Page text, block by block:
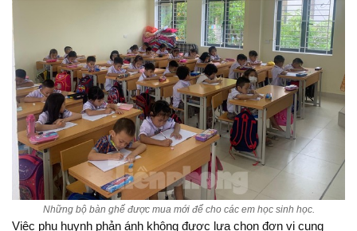
Những bộ bàn ghế được mua mới để cho các em học sinh học.
Việc phụ huynh phản ánh không được lựa chọn đơn vị cung